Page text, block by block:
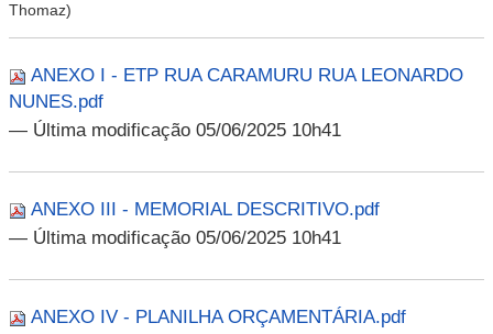
Thomaz)
ANEXO I - ETP RUA CARAMURU RUA LEONARDO
NUNES.pdf
— Última modificação 05/06/2025 10h41
ANEXO III - MEMORIAL DESCRITIVO.pdf
— Última modificação 05/06/2025 10h41
ANEXO IV - PLANILHA ORÇAMENTÁRIA.pdf